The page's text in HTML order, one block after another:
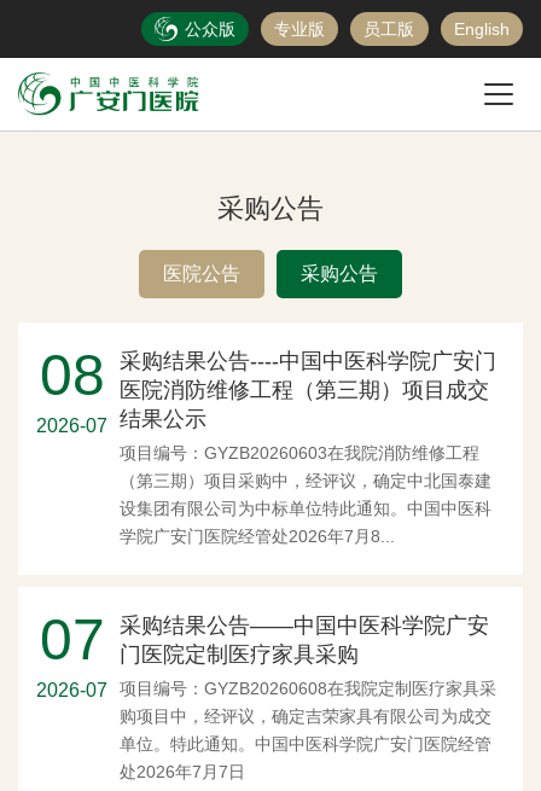
公众版 专业版 员工版 English
采购公告
医院公告 采购公告
08
2026-07
采购结果公告----中国中医科学院广安门
医院消防维修工程（第三期）项目成交
结果公示
项目编号：GYZB20260603在我院消防维修工程
（第三期）项目采购中，经评议，确定中北国泰建
设集团有限公司为中标单位特此通知。中国中医科
学院广安门医院经管处2026年7月8...
07
2026-07
采购结果公告——中国中医科学院广安
门医院定制医疗家具采购
项目编号：GYZB20260608在我院定制医疗家具采
购项目中，经评议，确定吉荣家具有限公司为成交
单位。特此通知。中国中医科学院广安门医院经管
处2026年7月7日